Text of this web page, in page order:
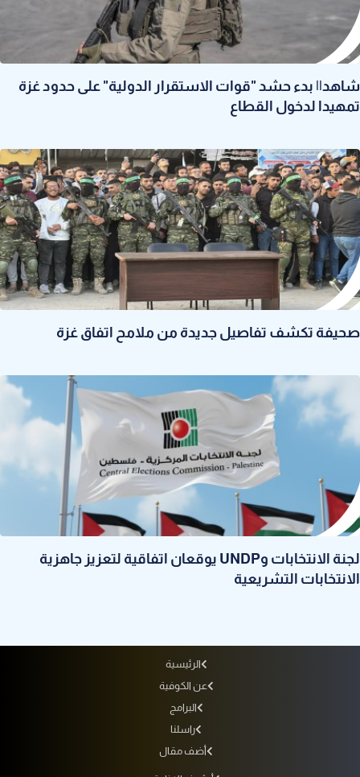
شاهد|| بدء حشد "قوات الاستقرار الدولية" على حدود غزة
تمهيدا لدخول القطاع
صحيفة تكشف تفاصيل جديدة من ملامح اتفاق غزة
لجنة الانتخابات وUNDP يوقعان اتفاقية لتعزيز جاهزية
الانتخابات التشريعية
الرئيسية
عن الكوفية
البرامج
راسلنا
أضف مقال